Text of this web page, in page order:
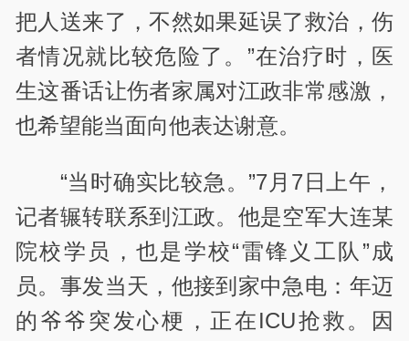
把人送来了，不然如果延误了救治，伤
者情况就比较危险了。”在治疗时，医
生这番话让伤者家属对江政非常感激，
也希望能当面向他表达谢意。
“当时确实比较急。”7月7日上午，
记者辗转联系到江政。他是空军大连某
院校学员，也是学校“雷锋义工队”成
员。事发当天，他接到家中急电：年迈
的爷爷突发心梗，正在ICU抢救。因